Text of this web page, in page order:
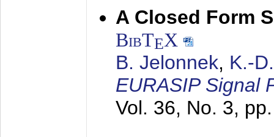
A Closed Form
BibTEX
B. Jelonnek, K.-
EURASIP Signal
Vol. 36, No. 3,